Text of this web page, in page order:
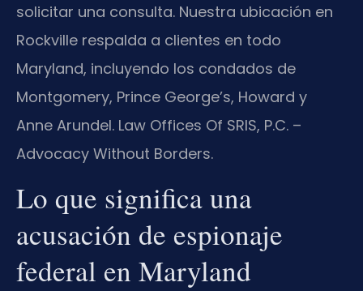
solicitar una consulta. Nuestra ubicación en
Rockville respalda a clientes en todo
Maryland, incluyendo los condados de
Montgomery, Prince George’s, Howard y
Anne Arundel. Law Offices Of SRIS, P.C. –
Advocacy Without Borders.
Lo que significa una
acusación de espionaje
federal en Maryland